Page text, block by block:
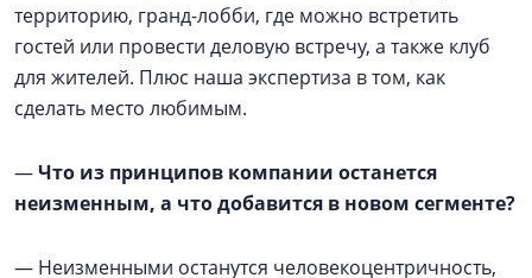
территорию, гранд-лобби, где можно встретить
гостей или провести деловую встречу, а также клуб
для жителей. Плюс наша экспертиза в том, как
сделать место любимым.
—Что из принципов компании останется
неизменным, а что добавится в новом сегменте?
— Неизменными останутся человекоцентричность,